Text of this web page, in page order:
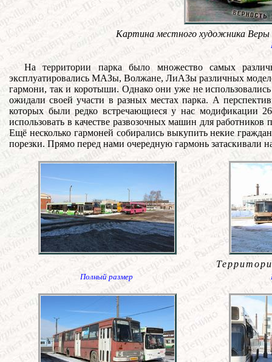
Картина местного художника Веры
На территории парка было множество самых
эксплуатировались МАЗы, Волжане, ЛиАЗы различных
гармони, так и коротыши. Однако они уже не
ожидали своей участи в разных местах парка. А
которых были редко встречающиеся у нас модификации
использовать в качестве развозочных машин для
Ещё несколько гармоней собирались выкупить некие
порезки. Прямо перед нами очередную гармонь затаскивали
Полный размер